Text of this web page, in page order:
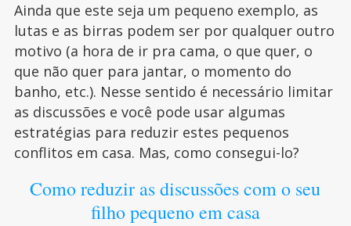
Ainda que este seja um pequeno exemplo, as
lutas e as birras podem ser por qualquer outro
motivo (a hora de ir pra cama, o que quer, o
que não quer para jantar, o momento do
banho, etc.). Nesse sentido é necessário limitar
as discussões e você pode usar algumas
estratégias para reduzir estes pequenos
conflitos em casa. Mas, como consegui-lo?
Como reduzir as discussões com o seu
filho pequeno em casa